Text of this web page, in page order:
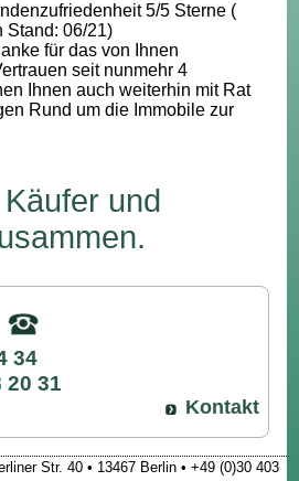
5/5 Sterne (
Stand: 06/21)
für das von Ihnen
seit nunmehr 4
Ihnen auch weiterhin mit Rat
Rund um die Immobile zur
und
34
20 31
Kontakt
Str. 40 • 13467 Berlin • +49 (0)30 403